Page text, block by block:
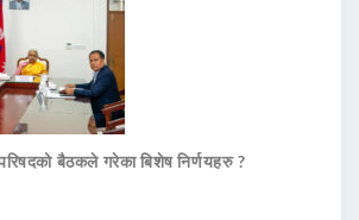
बैठकले गरेका बिशेष निर्णयहरु ?